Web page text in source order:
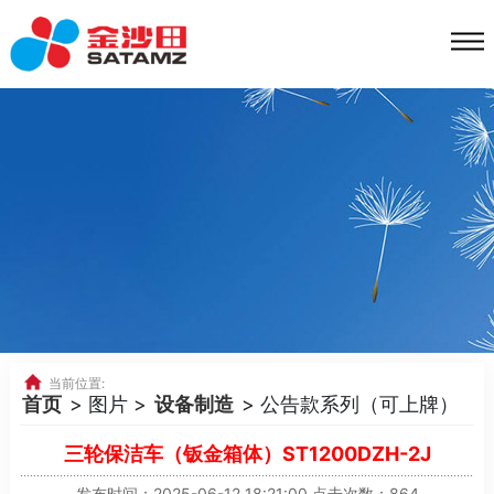
当前位置:
首页 > 图片 > 设备制造 > 公告款系列（可上牌）
三轮保洁车（钣金箱体）ST1200DZH-2J